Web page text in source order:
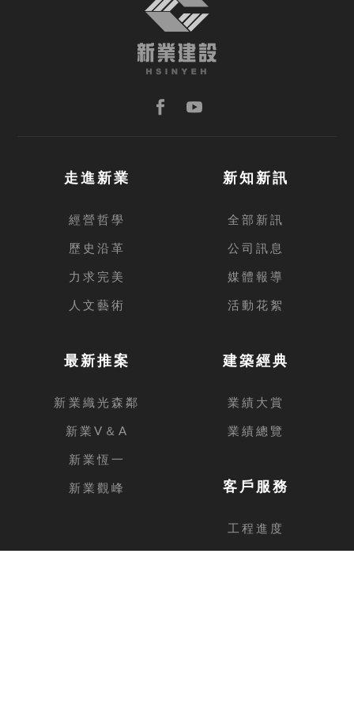
走進新業
經營哲學
歷史沿革
力求完美
人文藝術
新知新訊
全部新訊
公司訊息
媒體報導
活動花絮
最新推案
新業織光森鄰
新業V＆A
新業恆一
新業觀峰
建築經典
業績大賞
業績總覽
客戶服務
工程進度